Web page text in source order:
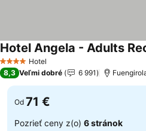
4 Počet hviezdičiek
Hotel
Hotel Angela - Adults
8,3 Veľmi dobré 6 991
Od 71 €
Pozrieť ceny z(o) 6 stránok